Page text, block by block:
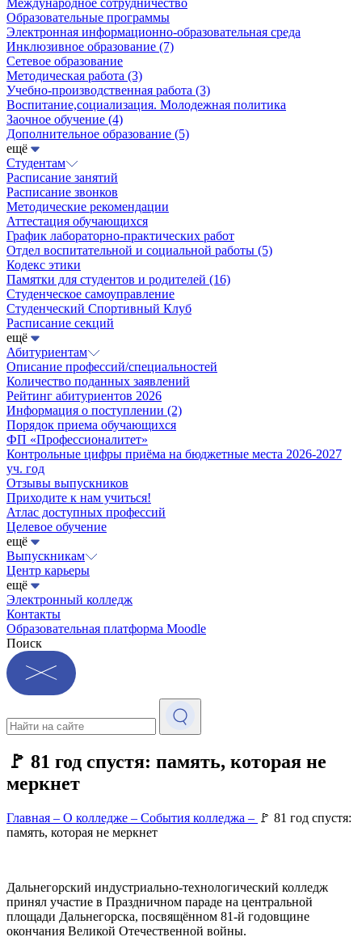
Международное сотрудничество
Образовательные программы
Электронная информационно-образовательная среда
Инклюзивное образование (7)
Сетевое образование
Методическая работа (3)
Учебно-производственная работа (3)
Воспитание,социализация. Молодежная политика
Заочное обучение (4)
Дополнительное образование (5)
ещё
Студентам
Расписание занятий
Расписание звонков
Методические рекомендации
Аттестация обучающихся
График лабораторно-практических работ
Отдел воспитательной и социальной работы (5)
Кодекс этики
Памятки для студентов и родителей (16)
Студенческое самоуправление
Студенческий Спортивный Клуб
Расписание секций
ещё
Абитуриентам
Описание профессий/специальностей
Количество поданных заявлений
Рейтинг абитуриентов 2026
Информация о поступлении (2)
Порядок приема обучающихся
ФП «Профессионалитет»
Контрольные цифры приёма на бюджетные места 2026-2027
уч. год
Отзывы выпускников
Приходите к нам учиться!
Атлас доступных профессий
Целевое обучение
ещё
Выпускникам
Центр карьеры
ещё
Электронный колледж
Контакты
Образовательная платформа Moodle
Поиск
🚩 81 год спустя: память, которая не
меркнет
Главная – О колледже – События колледжа – 🚩 81 год спустя:
память, которая не меркнет
Дальнегорский индустриально-технологический колледж
принял участие в Праздничном параде на центральной
площади Дальнегорска, посвящённом 81-й годовщине
окончания Великой Отечественной войны.